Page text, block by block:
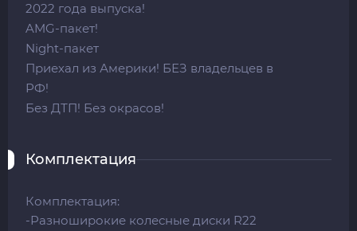
2022 года выпуска!
AMG-пакет!
Night-пакет
Приехал из Америки! БЕЗ владельцев в
РФ!
Без ДТП! Без окрасов!
Комплектация
Комплектация:
-Разноширокие колесные диски R22